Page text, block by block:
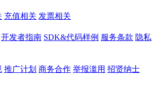
充值相关 发票相关
开发者指南 SDK&代码样例 服务条款 隐私
推广计划 商务合作 举报滥用 招贤纳士